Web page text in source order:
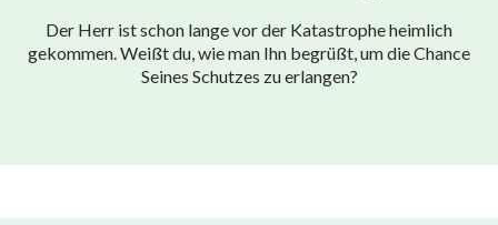
Der Herr ist schon lange vor der Katastrophe heimlich
gekommen. Weißt du, wie man Ihn begrüßt, um die Chance
Seines Schutzes zu erlangen?